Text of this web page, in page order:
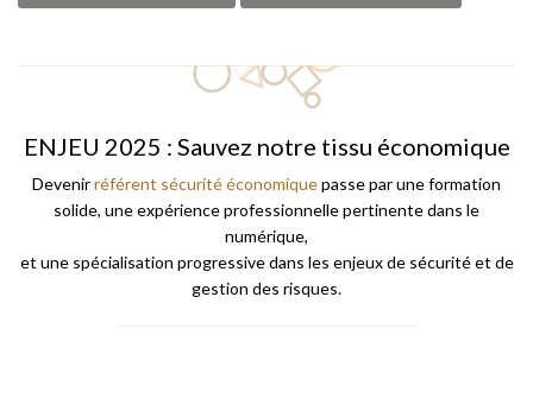
ENJEU 2025 : Sauvez notre tissu économique
Devenirréférent sécurité économiquepasse par une formation
solide, une expérience professionnelle pertinente dans le
numérique,
et une spécialisation progressive dans les enjeux de sécurité et de
gestion des risques.